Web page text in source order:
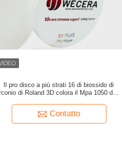
Il pro disco a più strati 16 di biossido di
di Roland 3D colora il Mpa 1050 della
Contatto